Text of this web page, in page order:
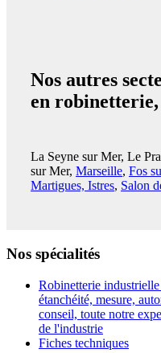
Nos autres
en
La Seyne sur Mer, Le
sur Mer, Marseille, Fos
Martigues, Istres, Salon
Nos spécialités
Robinetterie
étanchéité, mesure,
conseil, toute notre
de l'industrie
Fiches techniques